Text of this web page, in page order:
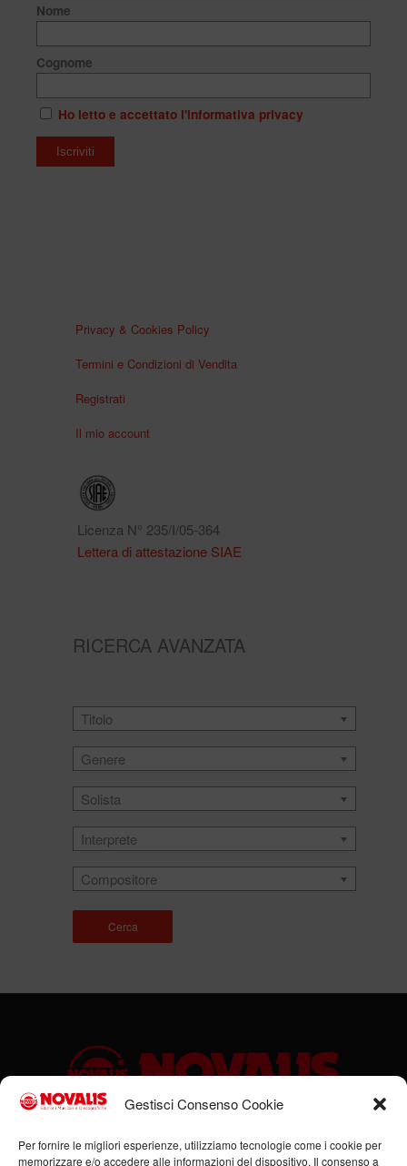
Gestisci Consenso Cookie
Per fornire le migliori esperienze, utilizziamo tecnologie come i cookie per
memorizzare e/o accedere alle informazioni del dispositivo. Il consenso a
Nome
Cognome
Ho letto e accettato l'informativa privacy
Privacy & Cookies Policy
Termini e Condizioni di Vendita
Registrati
Il mio account
Licenza N° 235/I/05-364
Lettera di attestazione SIAE
RICERCA AVANZATA
Titolo
Genere
Solista
Interprete
Compositore
Cerca
Sede legale: Via Cassino, 1 – 47923 Rimini (RN) – Ufficio: